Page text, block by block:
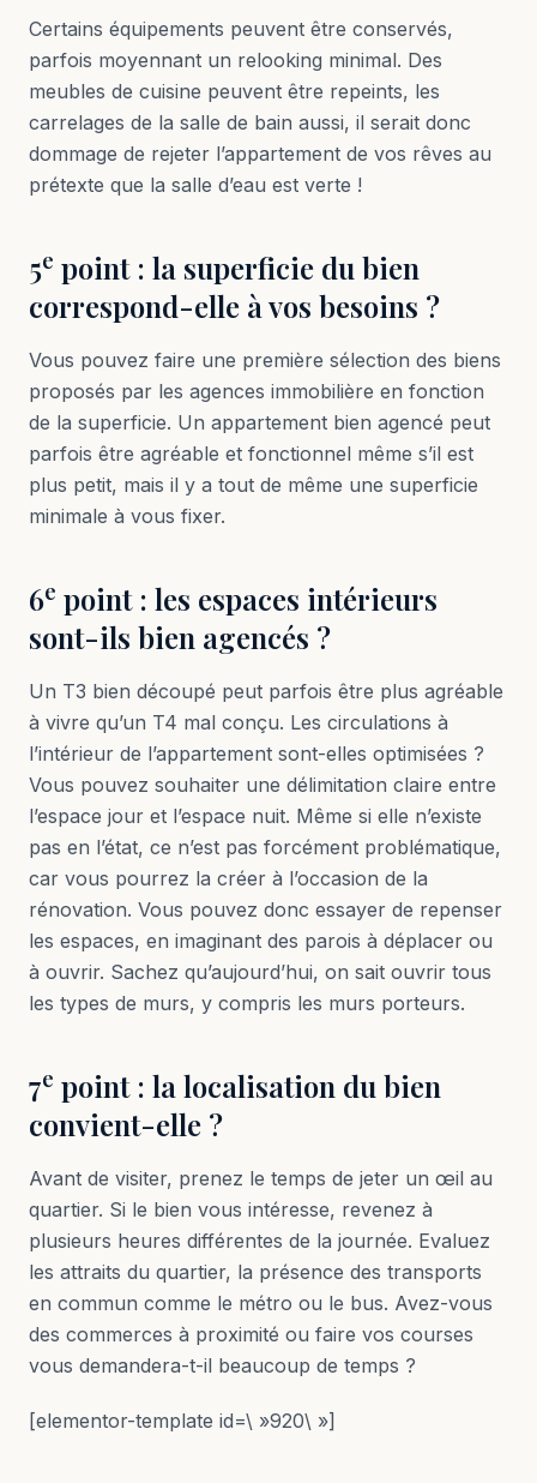
Certains équipements peuvent être conservés,
parfois moyennant un relooking minimal. Des
meubles de cuisine peuvent être repeints, les
carrelages de la salle de bain aussi, il serait donc
dommage de rejeter l’appartement de vos rêves au
prétexte que la salle d’eau est verte !
5e point : la superficie du bien
correspond-elle à vos besoins ?
Vous pouvez faire une première sélection des biens
proposés par les agences immobilière en fonction
de la superficie. Un appartement bien agencé peut
parfois être agréable et fonctionnel même s’il est
plus petit, mais il y a tout de même une superficie
minimale à vous fixer.
6e point : les espaces intérieurs
sont-ils bien agencés ?
Un T3 bien découpé peut parfois être plus agréable
à vivre qu’un T4 mal conçu. Les circulations à
l’intérieur de l’appartement sont-elles optimisées ?
Vous pouvez souhaiter une délimitation claire entre
l’espace jour et l’espace nuit. Même si elle n’existe
pas en l’état, ce n’est pas forcément problématique,
car vous pourrez la créer à l’occasion de la
rénovation. Vous pouvez donc essayer de repenser
les espaces, en imaginant des parois à déplacer ou
à ouvrir. Sachez qu’aujourd’hui, on sait ouvrir tous
les types de murs, y compris les murs porteurs.
7e point : la localisation du bien
convient-elle ?
Avant de visiter, prenez le temps de jeter un œil au
quartier. Si le bien vous intéresse, revenez à
plusieurs heures différentes de la journée. Evaluez
les attraits du quartier, la présence des transports
en commun comme le métro ou le bus. Avez-vous
des commerces à proximité ou faire vos courses
vous demandera-t-il beaucoup de temps ?
[elementor-template id=\ »920\ »]